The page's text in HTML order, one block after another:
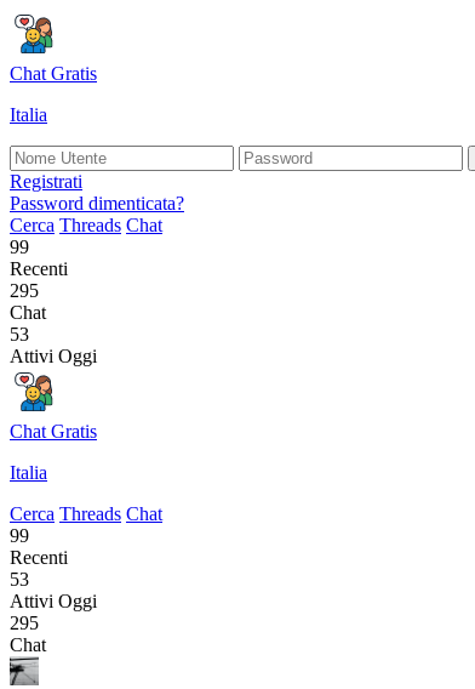
Chat Gratis
Italia
Registrati
Password dimenticata?
Cerca Threads Chat
99
Recenti
295
Chat
53
Attivi Oggi
Chat Gratis
Italia
Cerca Threads Chat
99
Recenti
53
Attivi Oggi
295
Chat